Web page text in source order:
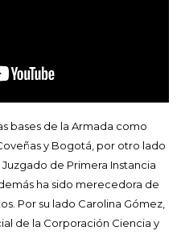
bases de la Armada como
y Bogotá, por otro lado
de Primera Instancia
ha sido merecedora de
Por su lado Carolina Gómez,
de la Corporación Ciencia y